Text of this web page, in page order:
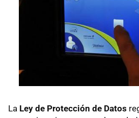
La Ley de Protección de Datos